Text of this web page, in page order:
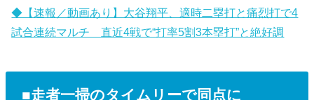
◆【速報／動画あり】大谷翔平、適時二塁打と痛烈打で4
試合連続マルチ 直近4戦で“打率5割3本塁打”と絶好調
■走者一掃のタイムリーで同点に